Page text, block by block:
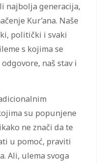
najbolja generacija,
Kur’ana. Naše
politički i svaki
s kojima se
naš stav i
su popunjene
ne znači da te
u pomoć, praviti
Ali, ulema svoga